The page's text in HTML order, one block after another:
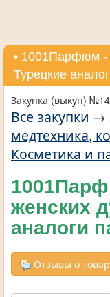
• 1001Парфюм -
Турецкие
Закупка (выкуп)
Все закупки →
медтехника,
Косметика и
женских
аналоги
Отзывы о